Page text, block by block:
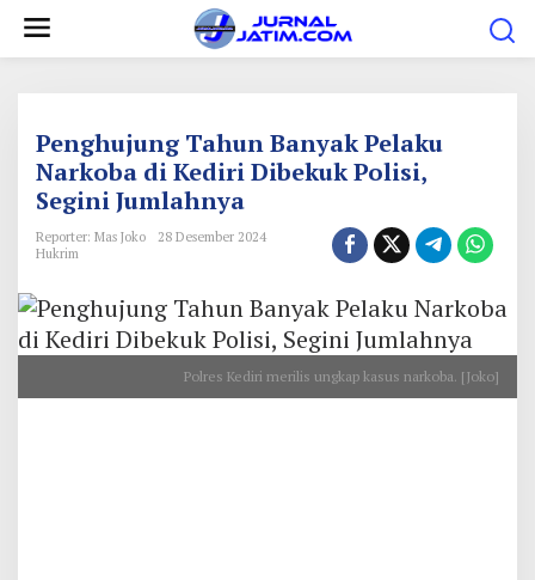
Penghujung Tahun Banyak Pelaku
Narkoba di Kediri Dibekuk Polisi,
Segini Jumlahnya
Reporter: Mas Joko
28 Desember 2024
Hukrim
Polres Kediri merilis ungkap kasus narkoba. [Joko]